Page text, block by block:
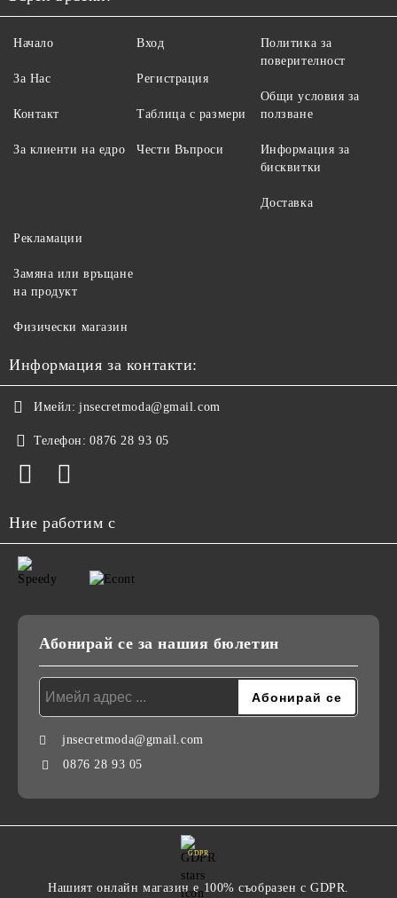
Начало
За Нас
Контакт
За клиенти на едро
Вход
Регистрация
Таблица с размери
Чести Въпроси
Политика за
поверителност
Общи условия за
ползване
Информация за
бисквитки
Доставка
Рекламации
Замяна или връщане
на продукт
Физически магазин
Информация за контакти:
Имейл: jnsecretmoda@gmail.com
Телефон: 0876 28 93 05
Ние работим с
Абонирай се за нашия бюлетин
jnsecretmoda@gmail.com
0876 28 93 05
GDPR
Нашият онлайн магазин е 100% съобразен с GDPR.